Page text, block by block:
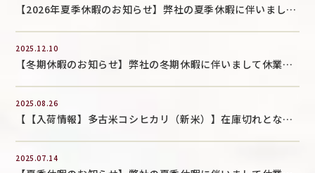
【2026年夏季休暇のお知らせ】弊社の夏季休暇に伴いまして休業期間のご案内を申し上げます。休業期間：2026年8月12日(水)...
2025.12.10
【冬期休暇のお知らせ】弊社の冬期休暇に伴いまして休業期間のご案内を申し上げます。 休業期間：2025年12月27日（...
2025.08.26
【【入荷情報】多古米コシヒカリ（新米）】在庫切れとなっておりました、「多古米コシヒカリ（新米）」の商品につきまして、新米が入荷致しまし...
2025.07.14